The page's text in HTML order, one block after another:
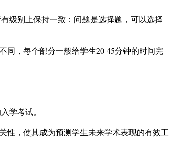
级别上保持一致：问题是选择题，可以选择
同，每个部分一般给学生20-45分钟的时间完
学考试。
性，使其成为预测学生未来学术表现的有效工